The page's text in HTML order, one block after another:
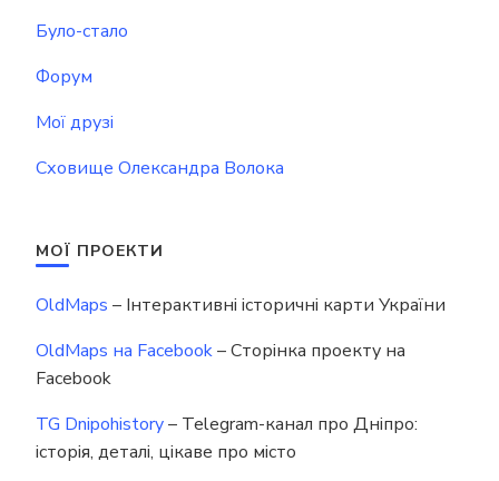
Було-стало
Форум
Мої друзі
Сховище Олександра Волока
МОЇ ПРОЕКТИ
OldMaps – Інтерактивні історичні карти України
OldMaps на Facebook– Сторінка проекту на
Facebook
TG Dnipohistory– Telegram-канал про Дніпро:
історія, деталі, цікаве про місто